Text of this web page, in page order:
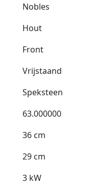
Nobles
Hout
Front
Vrijstaand
Speksteen
63.000000
36 cm
29 cm
3 kW